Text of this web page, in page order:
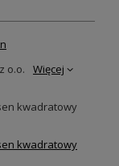
o.o. Więcej
kwadratowy
kwadratowy